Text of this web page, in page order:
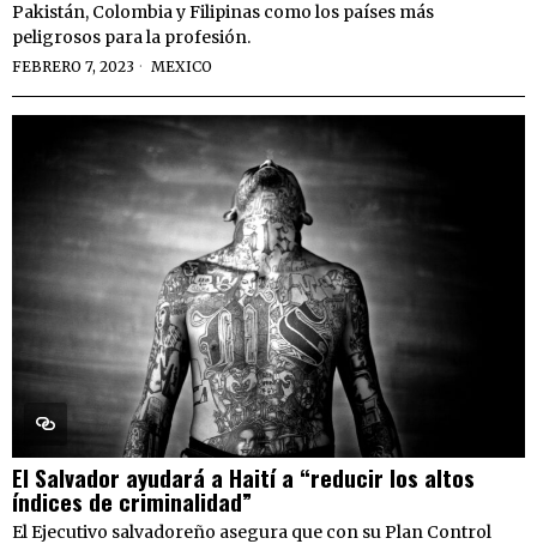
Pakistán, Colombia y Filipinas como los países más
peligrosos para la profesión.
FEBRERO 7, 2023 MEXICO
El Salvador ayudará a Haití a “reducir los altos
índices de criminalidad”
El Ejecutivo salvadoreño asegura que con su Plan Control